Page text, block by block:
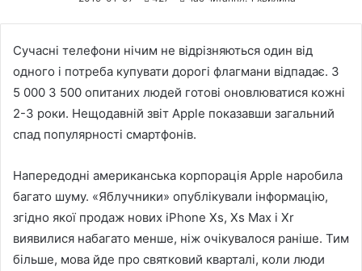
Сучасні телефони нічим не відрізняються один від
одного і потреба купувати дорогі флагмани відпадає. З
5 000 3 500 опитаних людей готові оновлюватися кожні
2-3 роки. Нещодавній звіт Apple показавши загальний
спад популярності смартфонів.
Напередодні американська корпорація Apple наробила
багато шуму. «Яблучники» опублікували інформацію,
згідно якої продаж нових iPhone Xs, Xs Max і Xr
виявилися набагато менше, ніж очікувалося раніше. Тим
більше, мова йде про святковий кварталі, коли люди